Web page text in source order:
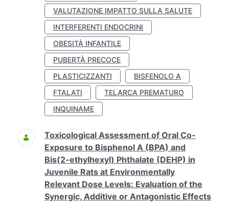
VALUTAZIONE IMPATTO SULLA SALUTE
INTERFERENTI ENDOCRINI
OBESITÀ INFANTILE
PUBERTÀ PRECOCE
PLASTICIZZANTI
BISFENOLO A
FTALATI
TELARCA PREMATURO
INQUINAME
Toxicological Assessment of Oral Co-
Exposure to Bisphenol A (BPA) and
Bis(2-ethylhexyl) Phthalate (DEHP) in
Juvenile Rats at Environmentally
Relevant Dose Levels: Evaluation of the
Synergic, Additive or Antagonistic Effects